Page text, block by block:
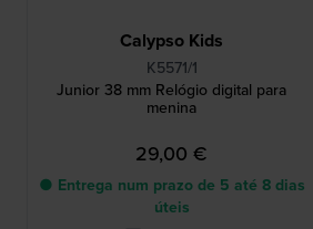
Calypso Kids
K5571/1
Junior 38 mm Relógio digital para
menina
29,00 €
● Entrega num prazo de 5 até 8 dias
úteis